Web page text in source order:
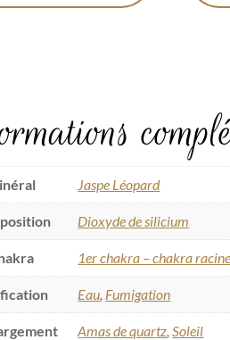
Jaspe Léopard
Dioxyde de silicium
1er chakra – chakra
Eau, Fumigation
Amas de quartz,Soleil